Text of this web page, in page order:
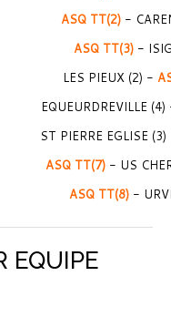
ASQ TT(2) -
ASQ TT(3) -
LES PIEUX (2) -
EQUEURDREVILLE
ST PIERRE EGLISE
ASQ TT(7) - US
ASQ TT(8) -
EQUIPE